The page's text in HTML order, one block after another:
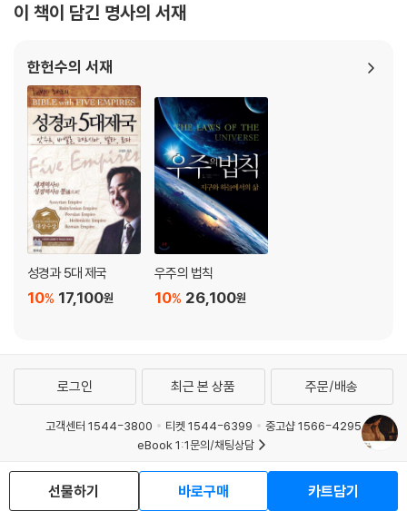
이 책이 담긴 명사의 서재
한헌수의 서재
성경과 5대 제국
10% 17,100원
우주의 법칙
10% 26,100원
선물하기 바로구매 카트담기
로그인 최근 본 상품 주문/배송
고객센터 1544-3800 티켓 1544-6399
중고샵 1566-4295
eBook 1:1문의/채팅상담
예스이십사(주) 사업자 정보
이용약관
개인정보처리방침
청소년보호정책